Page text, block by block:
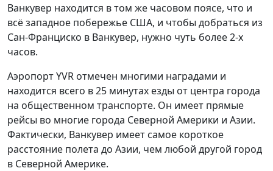
Ванкувер находится в том же часовом поясе, что и
всё западное побережье США, и чтобы добраться из
Сан-Франциско в Ванкувер, нужно чуть более 2-х
часов.
Аэропорт YVR отмечен многими наградами и
находится всего в 25 минутах езды от центра города
на общественном транспорте. Он имеет прямые
рейсы во многие города Северной Америки и Азии.
Фактически, Ванкувер имеет самое короткое
расстояние полета до Азии, чем любой другой город
в Северной Америке.